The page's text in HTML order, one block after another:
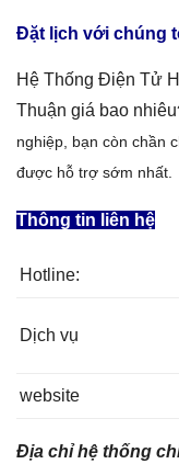
Đặt lịch với chúng
Hệ Thống Điện Tử
Thuận giá bao nhiêu
nghiệp, bạn còn chần
được hỗ trợ sớm nhất.
Thông tin liên hệ
Hotline:
Dịch vụ
website
Địa chỉ hệ thống